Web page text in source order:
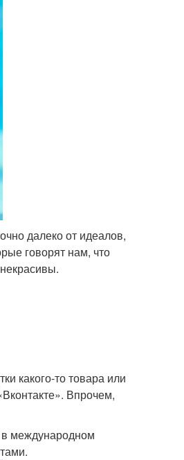
далеко от идеалов,
говорят нам, что
какого-то товара или
Впрочем,
в международном